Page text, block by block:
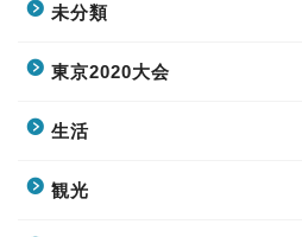
未分類
東京2020大会
生活
観光